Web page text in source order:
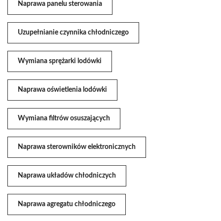
Naprawa panelu sterowania
Uzupełnianie czynnika chłodniczego
Wymiana sprężarki lodówki
Naprawa oświetlenia lodówki
Wymiana filtrów osuszających
Naprawa sterowników elektronicznych
Naprawa układów chłodniczych
Naprawa agregatu chłodniczego